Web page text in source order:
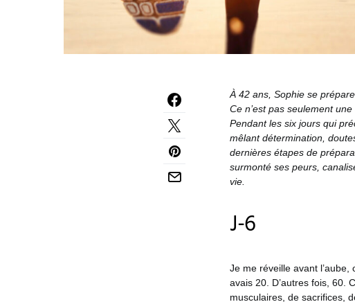
À 42 ans, Sophie se
Ce n’est pas seulement
Pendant les six jours qui
mêlant détermination,
dernières étapes de
surmonté ses peurs,
vie.
J-6
Je me réveille avant l’aube,
avais 20. D’autres fois, 60.
musculaires, de sacrifices,